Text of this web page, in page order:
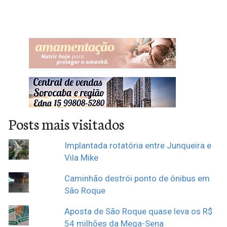
Posts mais visitados
Implantada rotatória entre Junqueira e
Vila Mike
Caminhão destrói ponto de ônibus em
São Roque
Aposta de São Roque quase leva os R$
54 milhões da Mega-Sena